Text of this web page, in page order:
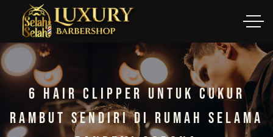
6 Hair Clipper Untuk Cukur
Rambut Sendiri Di Rumah Selama